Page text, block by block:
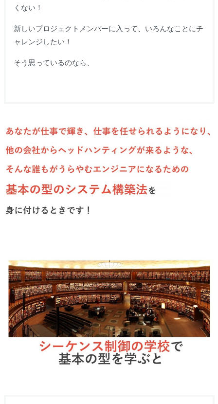
くない！
新しいプロジェクトメンバーに入って、いろんなことにチ
ャレンジしたい！
そう思っているのなら、